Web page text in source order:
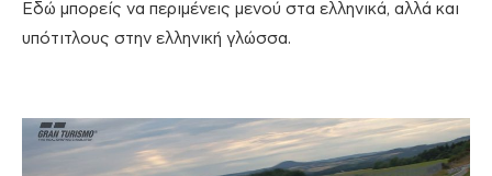
Εδώ μπορείς να περιμένεις μενού στα ελληνικά, αλλά και
υπότιτλους στην ελληνική γλώσσα.